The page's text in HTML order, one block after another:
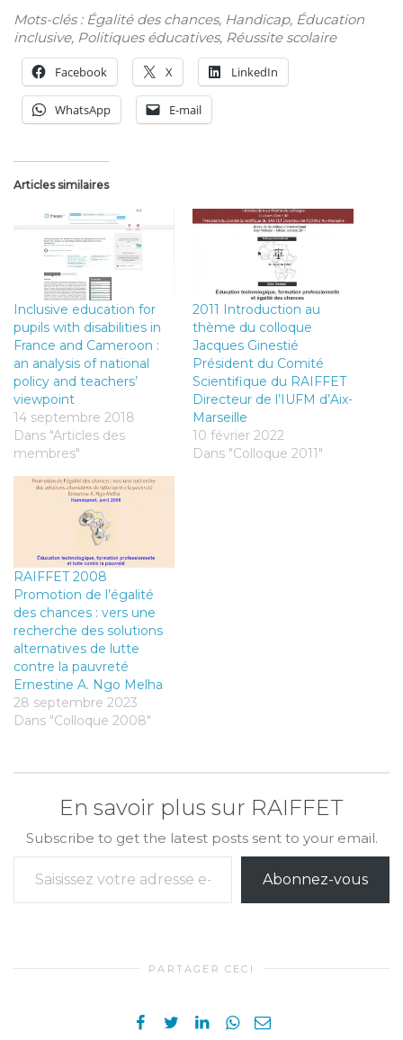
Mots-clés : Égalité des chances, Handicap, Éducation
inclusive, Politiques éducatives, Réussite scolaire
Facebook X LinkedIn
WhatsApp E-mail
Articles similaires
Inclusive education for
pupils with disabilities in
France and Cameroon :
an analysis of national
policy and teachers’
viewpoint
14 septembre 2018
Dans "Articles des
membres"
2011 Introduction au
thème du colloque
Jacques Ginestié
Président du Comité
Scientifique du RAIFFET
Directeur de l’IUFM d’Aix-
Marseille
10 février 2022
Dans "Colloque 2011"
RAIFFET 2008
Promotion de l’égalité
des chances : vers une
recherche des solutions
alternatives de lutte
contre la pauvreté
Ernestine A. Ngo Melha
28 septembre 2023
Dans "Colloque 2008"
En savoir plus sur RAIFFET
Subscribe to get the latest posts sent to your email.
Saisissez votre adresse e-mail…
Abonnez-vous
PARTAGER CECI